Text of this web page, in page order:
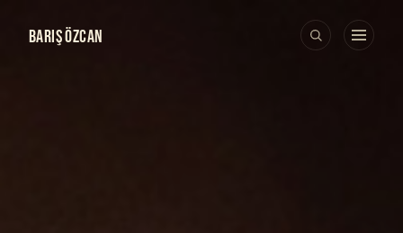
BARIŞ ÖZCAN